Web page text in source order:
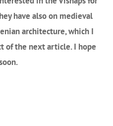
have also on medieval
architecture, which I
of the next article. I hope